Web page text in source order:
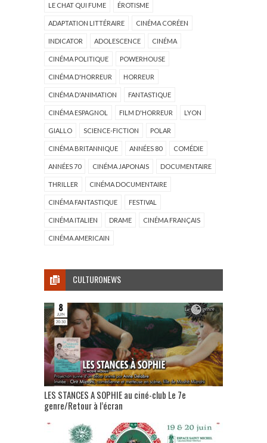
LE CHAT QUI FUME ÉROTISME
ADAPTATION LITTÉRAIRE CINÉMA CORÉEN
INDICATOR ADOLESCENCE CINÉMA
CINÉMA POLITIQUE POWERHOUSE
CINÉMA D'HORREUR HORREUR
CINÉMA D'ANIMATION FANTASTIQUE
CINÉMA ESPAGNOL FILM D'HORREUR LYON
GIALLO SCIENCE-FICTION POLAR
CINÉMA BRITANNIQUE ANNÉES 80 COMÉDIE
ANNÉES 70 CINÉMA JAPONAIS DOCUMENTAIRE
THRILLER CINÉMA DOCUMENTAIRE
CINÉMA FANTASTIQUE FESTIVAL
CINÉMA ITALIEN DRAME CINÉMA FRANÇAIS
CINÉMA AMERICAIN
CULTURONEWS
LES STANCES A SOPHIE au ciné-club Le 7e
genre/Retour à l’écran